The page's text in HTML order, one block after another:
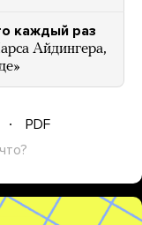
каждый раз
Айдингера,
PDF